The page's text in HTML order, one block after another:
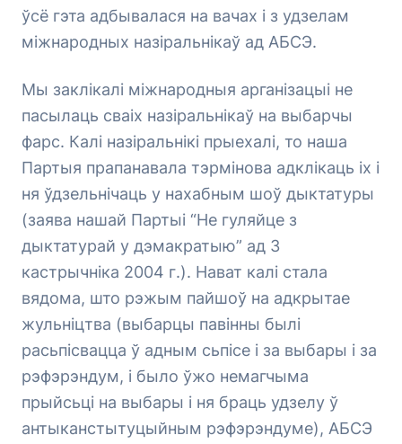
ўсё гэта адбывалася на вачах і з удзелам
міжнародных назіральнікаў ад АБСЭ.
Мы заклікалі міжнародныя арганізацыі не
пасылаць сваіх назіральнікаў на выбарчы
фарс. Калі назіральнікі прыехалі, то наша
Партыя прапанавала тэрмінова адклікаць іх і
ня ўдзельнічаць у нахабным шоў дыктатуры
(заява нашай Партыі “Не гуляйце з
дыктатурай у дэмакратыю” ад 3
кастрычніка 2004 г.). Нават калі стала
вядома, што рэжым пайшоў на адкрытае
жульніцтва (выбарцы павінны былі
расьпісвацца ў адным сьпісе і за выбары і за
рэфэрэндум, і было ўжо немагчыма
прыйсьці на выбары і ня браць удзелу ў
антыканстытуцыйным рэфэрэндуме), АБСЭ